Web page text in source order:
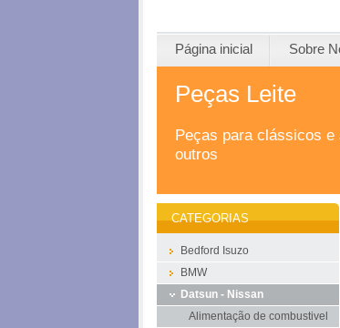
Página inicial Sobre
Peças Leite
Peças para clássicos e
outros
CATEGORIAS
Bedford Isuzo
BMW
Datsun - Nissan
Alimentação de combustivel